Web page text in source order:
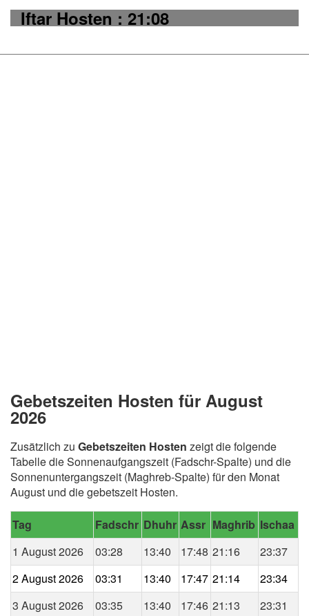
Iftar Hosten : 21:08
Gebetszeiten Hosten für August
2026
Zusätzlich zu Gebetszeiten Hosten zeigt die folgende
Tabelle die Sonnenaufgangszeit (Fadschr-Spalte) und die
Sonnenuntergangszeit (Maghreb-Spalte) für den Monat
August und die gebetszeit Hosten.
Tag Fadschr Dhuhr Assr Maghrib Ischaa
1 August 2026
03:28 13:40 17:48 21:16
23:37
2 August 2026
03:31 13:40 17:47 21:14
23:34
3 August 2026
03:35 13:40 17:46 21:13
23:31